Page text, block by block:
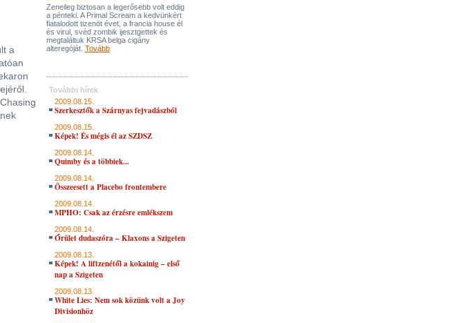
a
Zeneileg biztosan a legerősebb volt eddig
a pénteki. A Primal Scream a kedvünkért
fiatalodott tizenöt évet, a francia house él
és virul, svéd zombik ijesztgettek és
megtaláltuk KRSA belga cigány
alteregóját. Tovább
További hírek
2009.08.15.
Szerkesztők a Szárnyas fejvadászból
2009.08.15.
Képek! És mégis él az SZDSZ
2009.08.14.
Quimby és a többiek...
2009.08.14.
Összeesett a Placebo frontembere
2009.08.14.
MPHO: Csak az érzésre emlékszem
2009.08.14.
Őrület dudaszóra – Klaxons a Szigeten
2009.08.13.
Képek! A liftzenétől a kokainig – első
nap a Szigeten
2009.08.13.
White Lies: Nem sok közünk volt a Joy
Divisionhöz